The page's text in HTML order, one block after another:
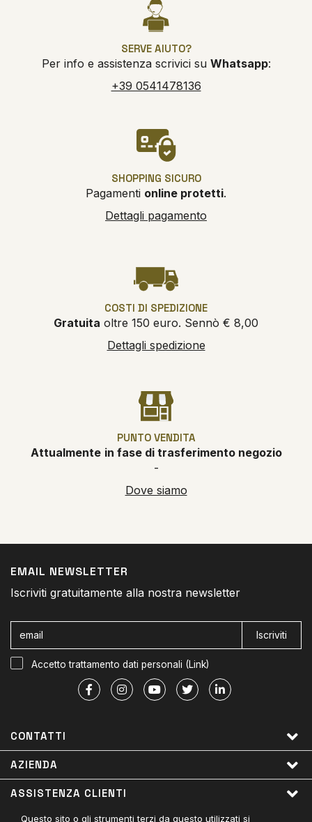
SERVE AIUTO?
Per info e assistenza scrivici su Whatsapp:
+39 0541478136
SHOPPING SICURO
Pagamenti online protetti.
Dettagli pagamento
COSTI DI SPEDIZIONE
Gratuita oltre 150 euro. Sennò € 8,00
Dettagli spedizione
PUNTO VENDITA
Attualmente in fase di trasferimento negozio
-
Dove siamo
EMAIL NEWSLETTER
Iscriviti gratuitamente alla nostra newsletter
Iscriviti
Accetto trattamento dati personali (Link)
CONTATTI
AZIENDA
ASSISTENZA CLIENTI
Questo sito o gli strumenti terzi da questo utilizzati si